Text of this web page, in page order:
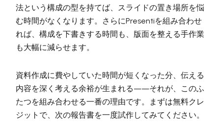
法という構成の型を持てば、スライドの置き場所を悩
む時間がなくなります。さらにPresentiを組み合わせ
れば、構成を下書きする時間も、版面を整える手作業
も大幅に減らせます。
資料作成に費やしていた時間が短くなった分、伝える
内容を深く考える余裕が生まれる——それが、このふ
たつを組み合わせる一番の理由です。まずは無料クレ
ジットで、次の報告書を一度試作してみてください。